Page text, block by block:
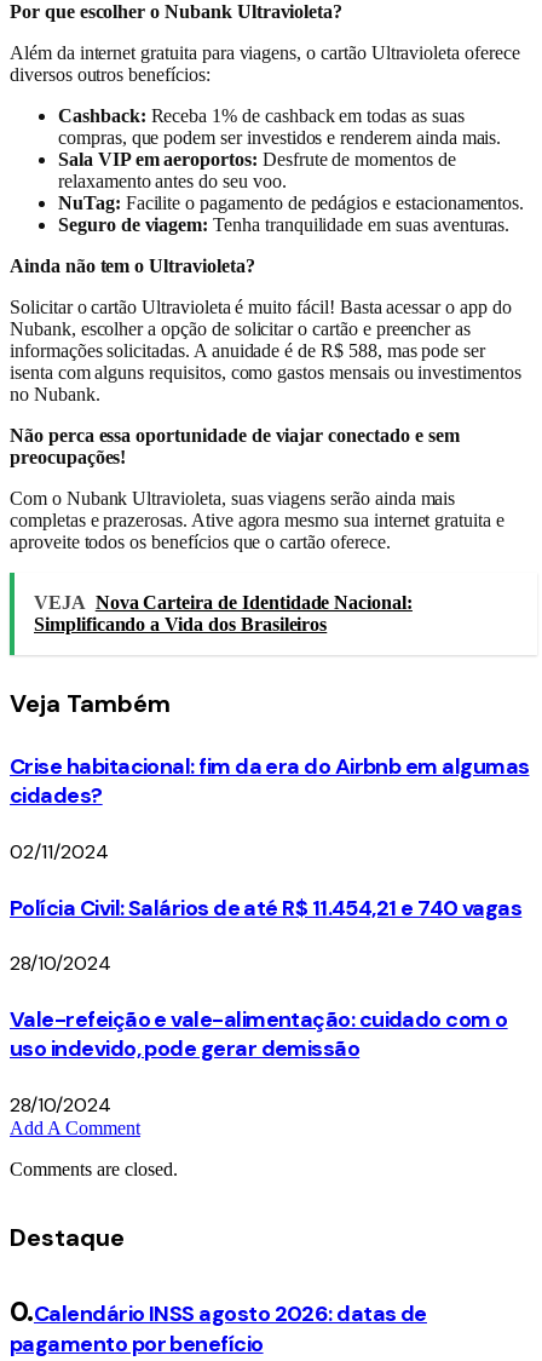
Por que escolher o Nubank Ultravioleta?
Além da internet gratuita para viagens, o cartão Ultravioleta oferece
diversos outros benefícios:
Cashback: Receba 1% de cashback em todas as suas
compras, que podem ser investidos e renderem ainda mais.
Sala VIP em aeroportos: Desfrute de momentos de
relaxamento antes do seu voo.
NuTag: Facilite o pagamento de pedágios e estacionamentos.
Seguro de viagem: Tenha tranquilidade em suas aventuras.
Ainda não tem o Ultravioleta?
Solicitar o cartão Ultravioleta é muito fácil! Basta acessar o app do
Nubank, escolher a opção de solicitar o cartão e preencher as
informações solicitadas. A anuidade é de R$ 588, mas pode ser
isenta com alguns requisitos, como gastos mensais ou investimentos
no Nubank.
Não perca essa oportunidade de viajar conectado e sem
preocupações!
Com o Nubank Ultravioleta, suas viagens serão ainda mais
completas e prazerosas. Ative agora mesmo sua internet gratuita e
aproveite todos os benefícios que o cartão oferece.
VEJA Nova Carteira de Identidade Nacional:
Simplificando a Vida dos Brasileiros
Veja Também
Crise habitacional: fim da era do Airbnb em algumas
cidades?
02/11/2024
Polícia Civil: Salários de até R$ 11.454,21 e 740 vagas
28/10/2024
Vale-refeição e vale-alimentação: cuidado com o
uso indevido, pode gerar demissão
28/10/2024
Add A Comment
Comments are closed.
Destaque
Calendário INSS agosto 2026: datas de
pagamento por benefício